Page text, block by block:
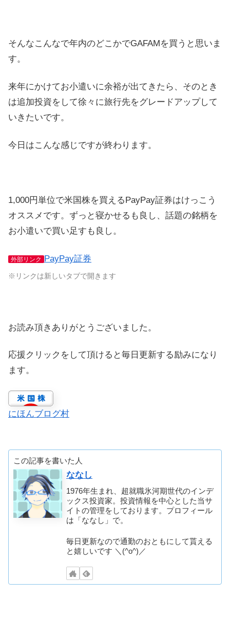
そんなこんなで年内のどこかでGAFAMを買うと思いま
す。
来年にかけてお小遣いに余裕が出てきたら、そのとき
は追加投資をして徐々に旅行先をグレードアップして
いきたいです。
今日はこんな感じですが終わります。
1,000円単位で米国株を買えるPayPay証券はけっこう
オススメです。ずっと寝かせるも良し、話題の銘柄を
お小遣いで買い足すも良し。
外部リンク PayPay証券
※リンクは新しいタブで開きます
お読み頂きありがとうございました。
応援クリックをして頂けると毎日更新する励みになり
ます。
にほんブログ村
この記事を書いた人
ななし
1976年生まれ、超就職氷河期世代のインデ
ックス投資家。投資情報を中心とした当サ
イトの管理をしております。プロフィール
は「ななし」で。
毎日更新なので通勤のおともにして貰える
と嬉しいです ＼(^o^)／